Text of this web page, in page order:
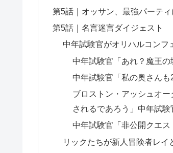
第5話｜オッサン、最強パーテ
第5話｜名言迷言ダイジェスト
中年試験官がオリハルコンフ
中年試験官「あれ？魔王の
中年試験官「私の奥さん
ブロストン・アッシュオ
されるであろう」中年試験
中年試験官「非公開クエ
リックたちが新人冒険者レ